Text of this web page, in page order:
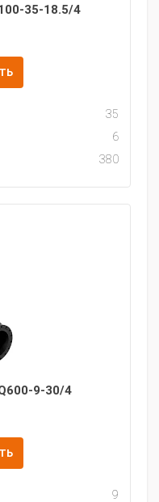
35-18.5/4
35
6
380
9-30/4
9